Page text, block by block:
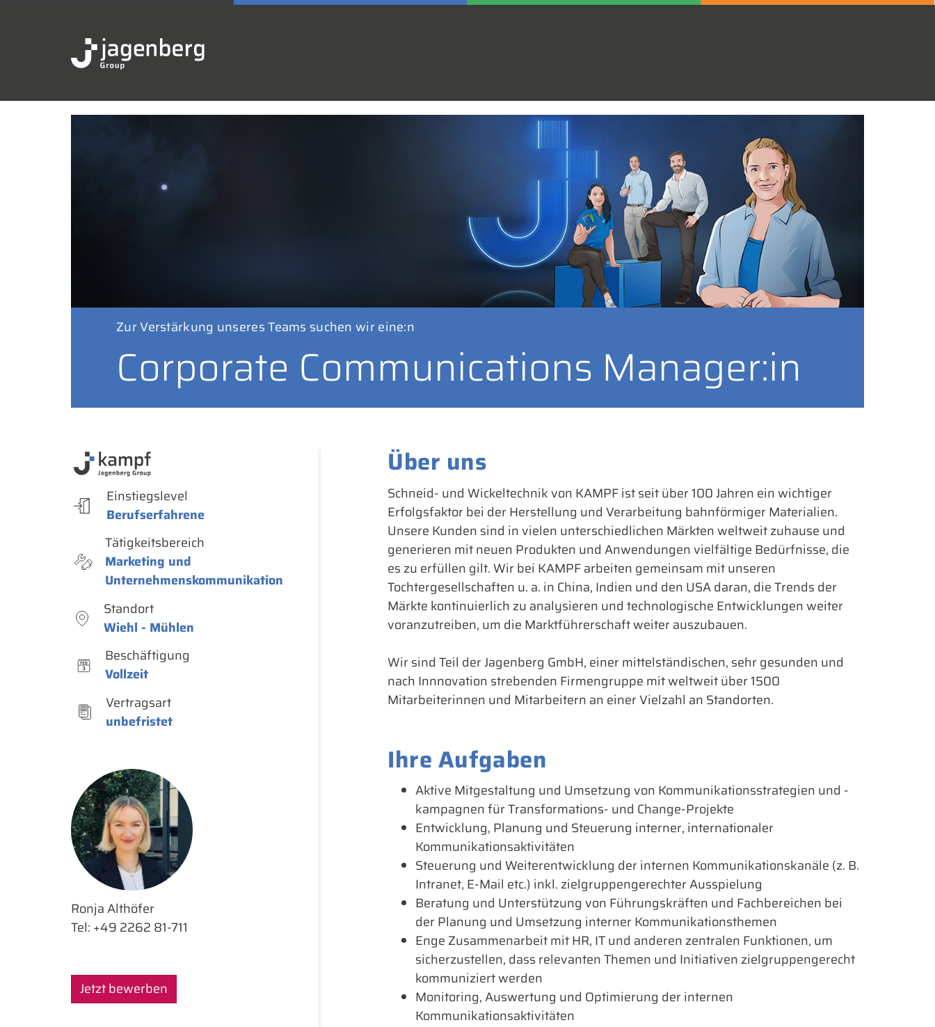
Zur Verstärkung unseres Teams suchen wir eine:n
Corporate Communications Manager:in
Über uns
Schneid- und Wickeltechnik von KAMPF ist seit über 100 Jahren ein wichtiger
Erfolgsfaktor bei der Herstellung und Verarbeitung bahnförmiger Materialien.
Unsere Kunden sind in vielen unterschiedlichen Märkten weltweit zuhause und
generieren mit neuen Produkten und Anwendungen vielfältige Bedürfnisse, die
es zu erfüllen gilt. Wir bei KAMPF arbeiten gemeinsam mit unseren
Tochtergesellschaften u. a. in China, Indien und den USA daran, die Trends der
Märkte kontinuierlich zu analysieren und technologische Entwicklungen weiter
voranzutreiben, um die Marktführerschaft weiter auszubauen.
Wir sind Teil der Jagenberg GmbH, einer mittelständischen, sehr gesunden und
nach Innnovation strebenden Firmengruppe mit weltweit über 1500
Mitarbeiterinnen und Mitarbeitern an einer Vielzahl an Standorten.
Ihre Aufgaben
Aktive Mitgestaltung und Umsetzung von Kommunikationsstrategien und -
kampagnen für Transformations- und Change-Projekte
Entwicklung, Planung und Steuerung interner, internationaler
Kommunikationsaktivitäten
Steuerung und Weiterentwicklung der internen Kommunikationskanäle (z. B.
Intranet, E-Mail etc.) inkl. zielgruppengerechter Ausspielung
Beratung und Unterstützung von Führungskräften und Fachbereichen bei
der Planung und Umsetzung interner Kommunikationsthemen
Enge Zusammenarbeit mit HR, IT und anderen zentralen Funktionen, um
sicherzustellen, dass relevanten Themen und Initiativen zielgruppengerecht
kommuniziert werden
Monitoring, Auswertung und Optimierung der internen
Kommunikationsaktivitäten
Einstiegslevel
Berufserfahrene
Tätigkeitsbereich
Marketing und
Unternehmenskommunikation
Standort
Wiehl - Mühlen
Beschäftigung
Vollzeit
Vertragsart
unbefristet
Ronja Althöfer
Tel: +49 2262 81-711
Jetzt bewerben